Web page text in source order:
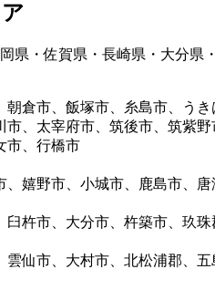
県・佐賀県・長崎県・大分県
朝倉市、飯塚市、糸島市、う
市、太宰府市、筑後市、筑紫
市、行橋市
、嬉野市、小城市、鹿島市、
臼杵市、大分市、杵築市、玖
雲仙市、大村市、北松浦郡、